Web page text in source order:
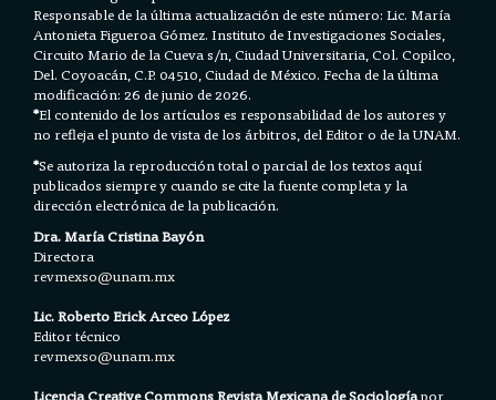
Responsable de la última actualización de este número: Lic. María
Antonieta Figueroa Gómez. Instituto de Investigaciones Sociales,
Circuito Mario de la Cueva s/n, Ciudad Universitaria, Col. Copilco,
Del. Coyoacán, C.P. 04510, Ciudad de México. Fecha de la última
modificación: 26 de junio de 2026.
*El contenido de los artículos es responsabilidad de los autores y
no refleja el punto de vista de los árbitros, del Editor o de la UNAM.
*Se autoriza la reproducción total o parcial de los textos aquí
publicados siempre y cuando se cite la fuente completa y la
dirección electrónica de la publicación.
Dra. María Cristina Bayón
Directora
revmexso@unam.mx
Lic. Roberto Erick Arceo López
Editor técnico
revmexso@unam.mx